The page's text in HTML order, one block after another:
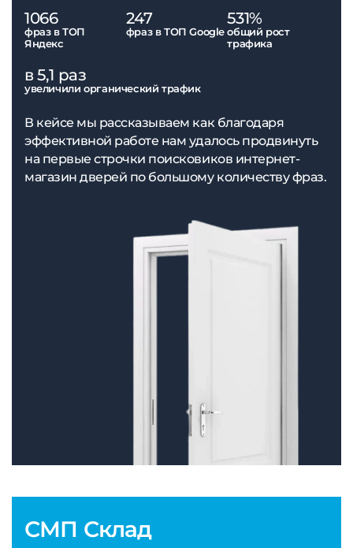
СМП Склад
1066
фраз в ТОП
Яндекс
247
фраз в ТОП Google
531%
общий рост
трафика
в 5,1 раз
увеличили органический трафик
В кейсе мы рассказываем как благодаря
эффективной работе нам удалось продвинуть
на первые строчки поисковиков интернет-
магазин дверей по большому количеству фраз.